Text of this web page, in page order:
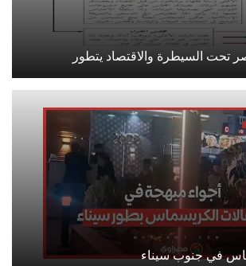
تحت السيطرة والاقتصاد يتطور
في جنوب سيناء